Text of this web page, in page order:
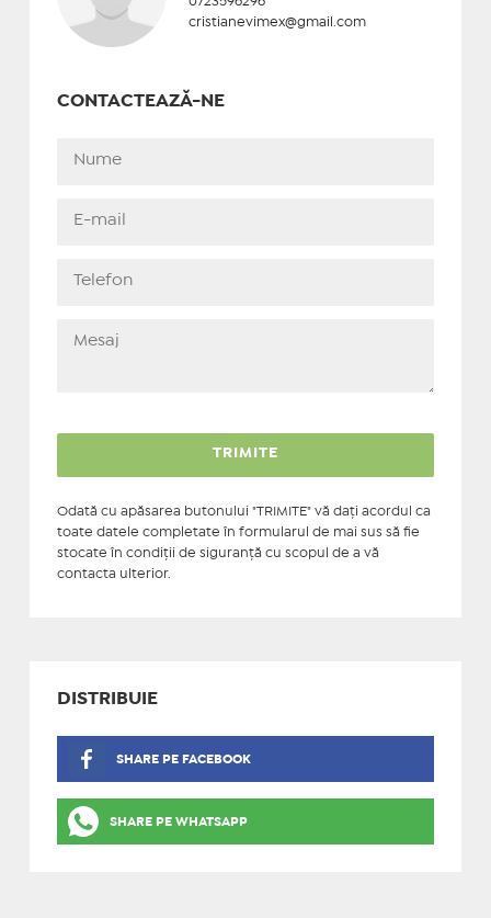
cristianevimex@gmail.com
CONTACTEAZĂ-NE
Odată cu apăsarea butonului "TRIMITE" vă daţi acordul ca
toate datele completate în formularul de mai sus să fie
stocate în condiţii de siguranţă cu scopul de a vă
contacta ulterior.
DISTRIBUIE
SHARE PE FACEBOOK
SHARE PE WHATSAPP